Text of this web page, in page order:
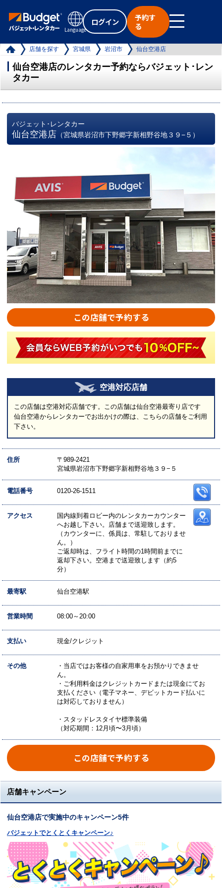
Language
ログイン
予約す
る
店舗を探す 宮城県 岩沼市 仙台空港店
仙台空港店のレンタカー予約ならバジェット･レン
タカー
バジェット･レンタカー
仙台空港店 （宮城県岩沼市下野郷字新相野谷地３９−５）
この店舗で予約する
空港対応店舗
この店舗は空港対応店舗です。この店舗は仙台空港最寄り店です
仙台空港からレンタカーでお出かけの際は、こちらの店舗をご利用
下さい。
住所
〒989-2421
宮城県岩沼市下野郷字新相野谷地３９−５
電話番号 0120-26-1511
アクセス
国内線到着ロビー内のレンタカーカウンター
へお越し下さい。店舗まで送迎致します。
（カウンターに、係員は、常駐しておりませ
ん。）
ご返却時は、フライト時間の1時間前までに
返却下さい。空港まで送迎致します（約5
分）
最寄駅 仙台空港駅
営業時間 08:00～20:00
支払い 現金/クレジット
その他
・当店ではお客様の自家用車をお預かりできませ
ん。
・ご利用料金はクレジットカードまたは現金にてお
支払ください（電子マネー、デビットカード払いに
は対応しておりません）
・スタッドレスタイヤ標準装備
（対応期間：12月頃〜3月頃）
この店舗で予約する
店舗キャンペーン
仙台空港店で実施中のキャンペーン5件
バジェットでとくとくキャンペーン♪